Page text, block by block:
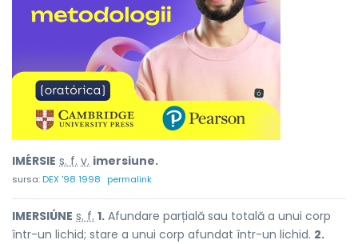
IMÉRSIE s. f. v. imersiune.
sursa:DEX '98 1998 permalink
IMERSIÚNE s. f. 1. Afundare parțială sau totală a unui corp
într-un lichid; stare a unui corp afundat într-un lichid. 2.